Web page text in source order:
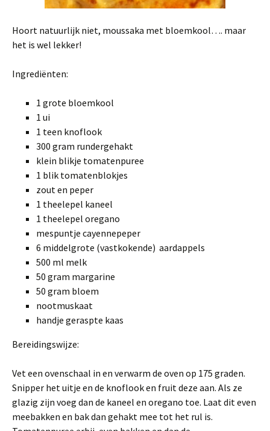
Hoort natuurlijk niet, moussaka met bloemkool…. maar
het is wel lekker!
Ingrediënten:
1 grote bloemkool
1 ui
1 teen knoflook
300 gram rundergehakt
klein blikje tomatenpuree
1 blik tomatenblokjes
zout en peper
1 theelepel kaneel
1 theelepel oregano
mespuntje cayennepeper
6 middelgrote (vastkokende) aardappels
500 ml melk
50 gram margarine
50 gram bloem
nootmuskaat
handje geraspte kaas
Bereidingswijze:
Vet een ovenschaal in en verwarm de oven op 175 graden.
Snipper het uitje en de knoflook en fruit deze aan. Als ze
glazig zijn voeg dan de kaneel en oregano toe. Laat dit even
meebakken en bak dan gehakt mee tot het rul is.